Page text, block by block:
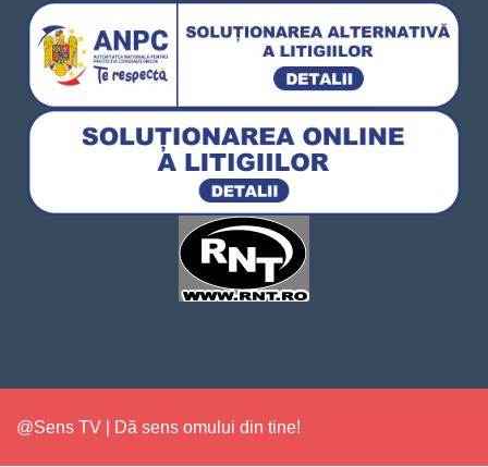
@Sens TV | Dă sens omului din tine!